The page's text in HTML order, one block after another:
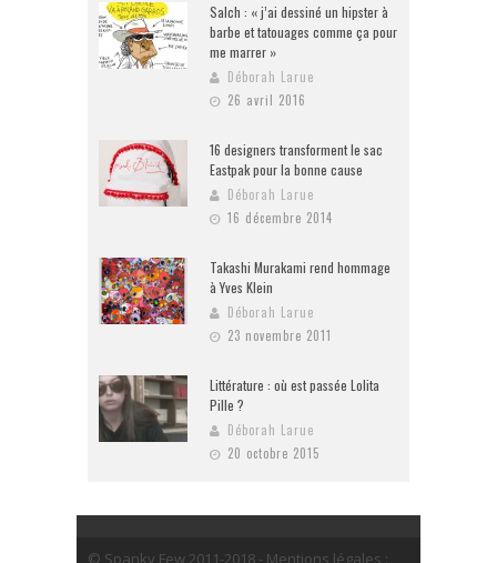
Salch : « j’ai dessiné un hipster à
barbe et tatouages comme ça pour
me marrer »
Déborah Larue
26 avril 2016
16 designers transforment le sac
Eastpak pour la bonne cause
Déborah Larue
16 décembre 2014
Takashi Murakami rend hommage
à Yves Klein
Déborah Larue
23 novembre 2011
Littérature : où est passée Lolita
Pille ?
Déborah Larue
20 octobre 2015
© Spanky Few 2011-2018 - Mentions légales :